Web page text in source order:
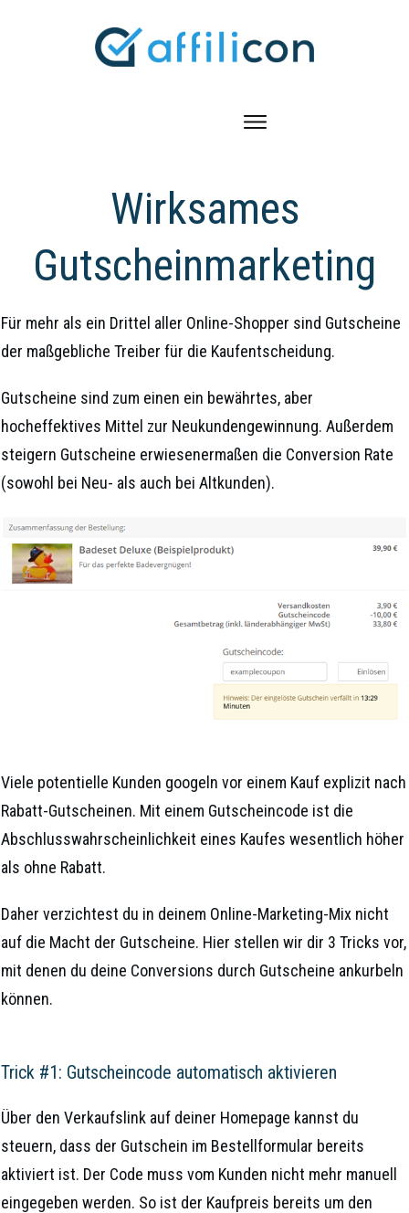
Wirksames
Gutscheinmarketing
Für mehr als ein Drittel aller Online-Shopper sind Gutscheine
der maßgebliche Treiber für die Kaufentscheidung.
Gutscheine sind zum einen ein bewährtes, aber
hocheffektives Mittel zur Neukundengewinnung. Außerdem
steigern Gutscheine erwiesenermaßen die Conversion Rate
(sowohl bei Neu- als auch bei Altkunden).
Viele potentielle Kunden googeln vor einem Kauf explizit nach
Rabatt-Gutscheinen. Mit einem Gutscheincode ist die
Abschlusswahrscheinlichkeit eines Kaufes wesentlich höher
als ohne Rabatt.
Daher verzichtest du in deinem Online-Marketing-Mix nicht
auf die Macht der Gutscheine. Hier stellen wir dir 3 Tricks vor,
mit denen du deine Conversions durch Gutscheine ankurbeln
können.
Trick #1: Gutscheincode automatisch aktivieren
Über den Verkaufslink auf deiner Homepage kannst du
steuern, dass der Gutschein im Bestellformular bereits
aktiviert ist. Der Code muss vom Kunden nicht mehr manuell
eingegeben werden. So ist der Kaufpreis bereits um den